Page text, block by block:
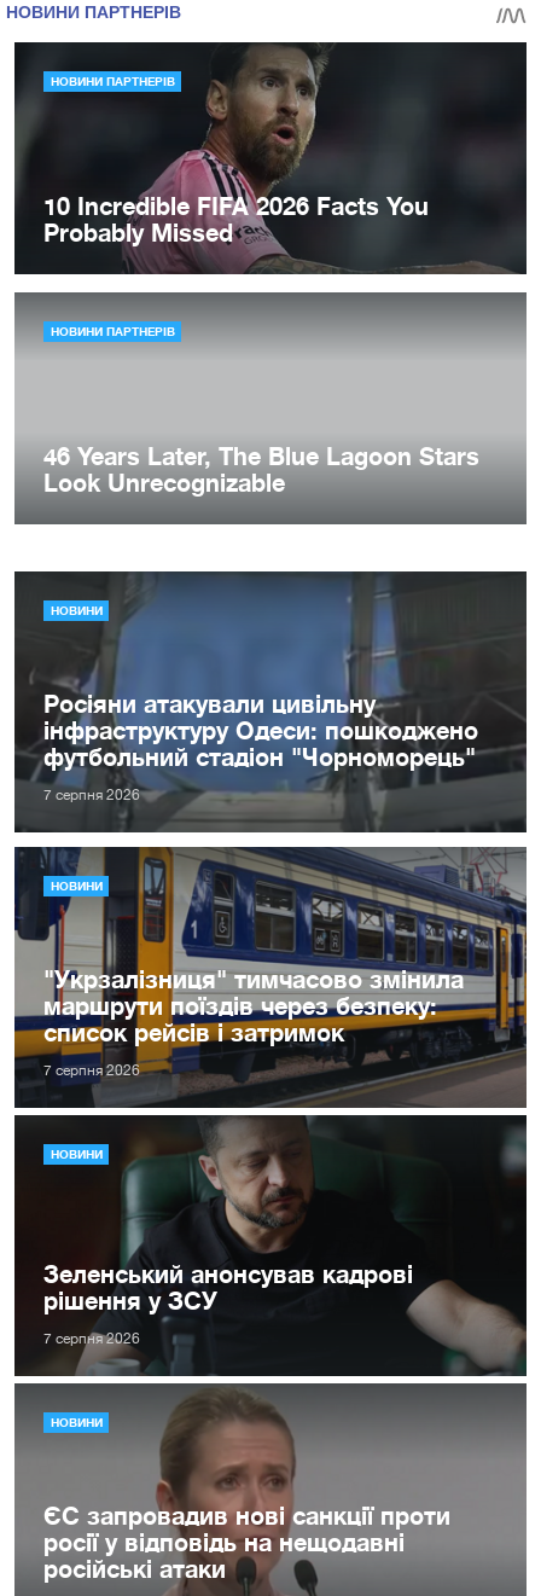
НОВИНИ
Росіяни атакували цивільну
інфраструктуру Одеси: пошкоджено
футбольний стадіон "Чорноморець"
7 серпня 2026
НОВИНИ
"Укрзалізниця" тимчасово змінила
маршрути поїздів через безпеку:
список рейсів і затримок
7 серпня 2026
НОВИНИ
Зеленський анонсував кадрові
рішення у ЗСУ
7 серпня 2026
НОВИНИ
ЄС запровадив нові санкції проти
росії у відповідь на нещодавні
російські атаки